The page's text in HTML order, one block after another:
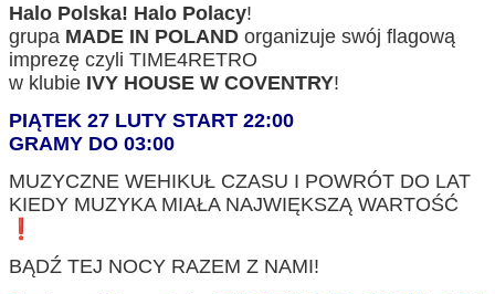
Halo Polska! Halo Polacy!
grupa MADE IN POLAND organizuje swój flagową
imprezę czyli TIME4RETRO
w klubie IVY HOUSE W COVENTRY!
PIĄTEK 27 LUTY START 22:00
GRAMY DO 03:00
MUZYCZNE WEHIKUŁ CZASU I POWRÓT DO LAT
KIEDY MUZYKA MIAŁA NAJWIĘKSZĄ WARTOŚĆ
BĄDŹ TEJ NOCY RAZEM Z NAMI!